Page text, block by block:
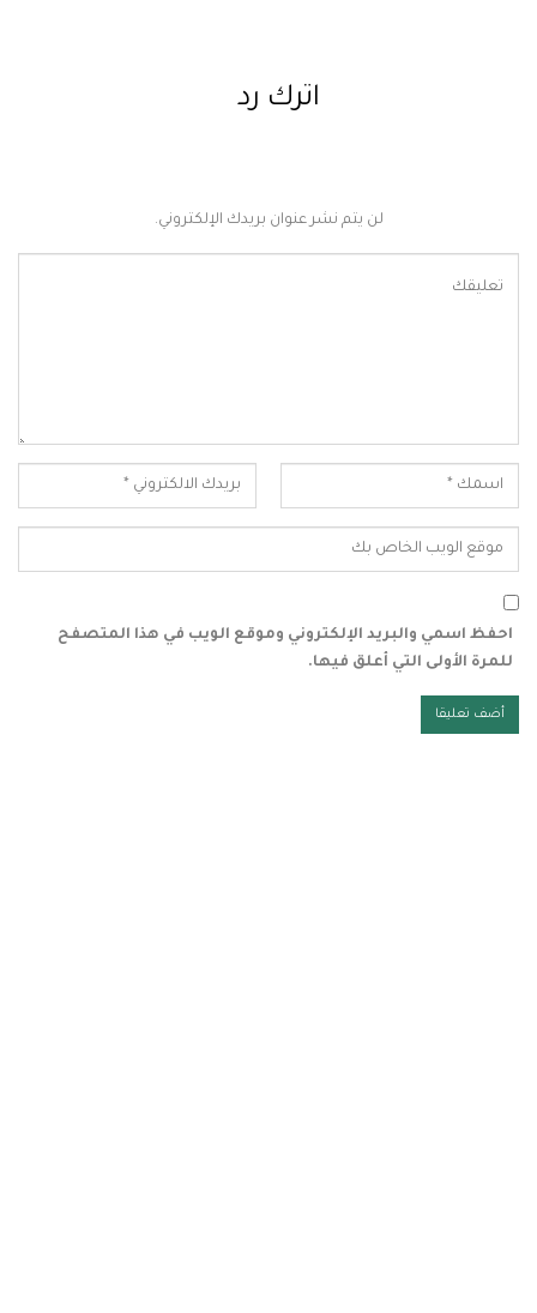
اترك رد
لن يتم نشر عنوان بريدك الإلكتروني.
احفظ اسمي والبريد الإلكتروني وموقع الويب في هذا المتصفح
للمرة الأولى التي أعلق فيها.